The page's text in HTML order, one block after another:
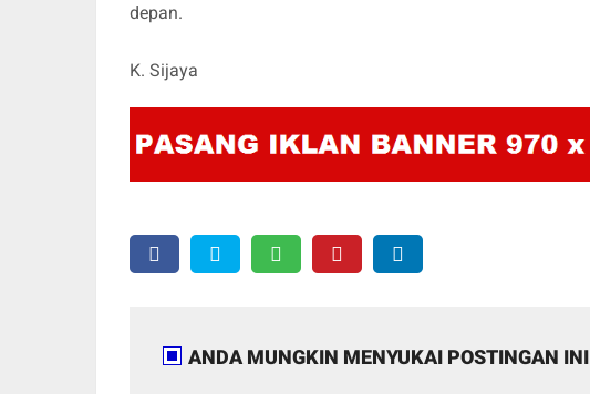
depan.
K. Sijaya
ANDA MUNGKIN MENYUKAI POSTINGAN INI